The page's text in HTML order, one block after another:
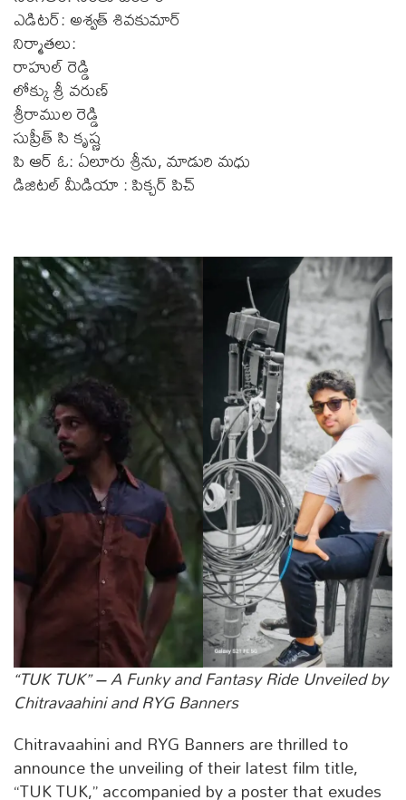
ఎడిటర్: అశ్వత్ శివకుమార్
నిర్మాతలు:
రాహుల్ రెడ్డి
లోక్కు శ్రీ వరుణ్
శ్రీరాముల రెడ్డి
సుప్రీత్ సి కృష్ణ
పి ఆర్ ఓ: ఏలూరు శ్రీను, మాడురి మధు
డిజిటల్ మీడియా : పిక్చర్ పిచ్
“TUK TUK” – A Funky and Fantasy Ride Unveiled by
Chitravaahini and RYG Banners
Chitravaahini and RYG Banners are thrilled to
announce the unveiling of their latest film title,
“TUK TUK,” accompanied by a poster that exudes